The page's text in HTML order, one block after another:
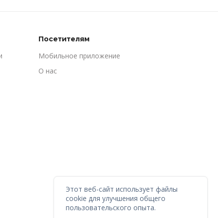
Посетителям
Мобильное приложение
О нас
Этот веб-сайт использует файлы
cookie для улучшения общего
пользовательского опыта.